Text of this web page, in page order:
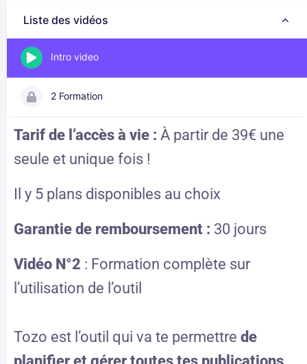
Liste des vidéos
Intro video
2 Formation
Tarif de l’accès à vie : À partir de 39€ une
seule et unique fois !
Il y 5 plans disponibles au choix
Garantie de remboursement : 30 jours
Vidéo N°2 : Formation complète sur
l’utilisation de l’outil
Tozo est l’outil qui va te permettre de